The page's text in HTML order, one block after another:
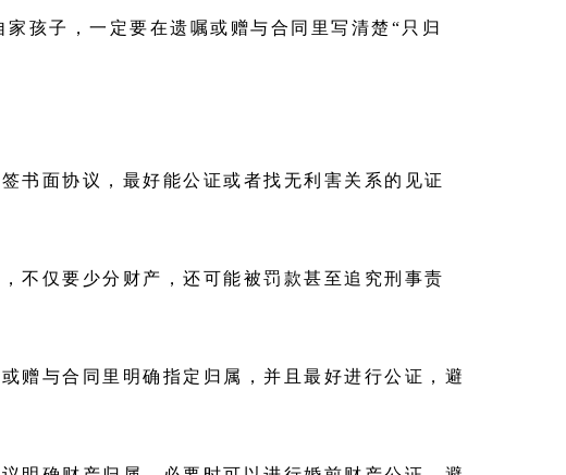
孩子，一定要在遗嘱或赠与合同里写清楚“只归
书面协议，最好能公证或者找无利害关系的见证
不仅要少分财产，还可能被罚款甚至追究刑事责
赠与合同里明确指定归属，并且最好进行公证，避